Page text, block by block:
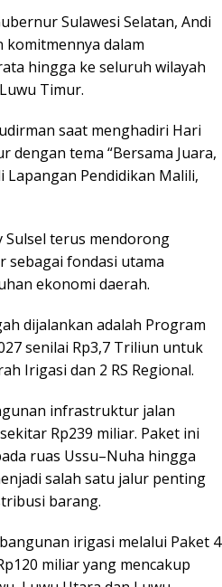
Sulawesi Selatan, Andi
komitmennya dalam
hingga ke seluruh wilayah
Timur.
saat menghadiri Hari
dengan tema “Bersama Juara,
Lapangan Pendidikan Malili,
Sulsel terus mendorong
fondasi utama
ekonomi daerah.
dijalankan adalah Program
senilai Rp3,7 Triliun untuk
Irigasi dan 2 RS Regional.
infrastruktur jalan
Rp239 miliar. Paket ini
ruas Ussu–Nuha hingga
salah satu jalur penting
barang.
irigasi melalui Paket 4
miliar yang mencakup